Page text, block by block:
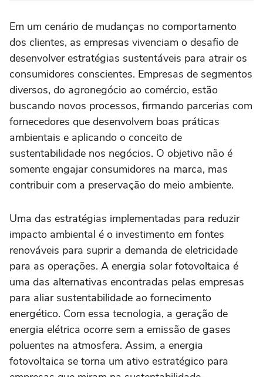
Em um cenário de mudanças no comportamento
dos clientes, as empresas vivenciam o desafio de
desenvolver estratégias sustentáveis para atrair os
consumidores conscientes. Empresas de segmentos
diversos, do agronegócio ao comércio, estão
buscando novos processos, firmando parcerias com
fornecedores que desenvolvem boas práticas
ambientais e aplicando o conceito de
sustentabilidade nos negócios. O objetivo não é
somente engajar consumidores na marca, mas
contribuir com a preservação do meio ambiente.
Uma das estratégias implementadas para reduzir
impacto ambiental é o investimento em fontes
renováveis para suprir a demanda de eletricidade
para as operações. A energia solar fotovoltaica é
uma das alternativas encontradas pelas empresas
para aliar sustentabilidade ao fornecimento
energético. Com essa tecnologia, a geração de
energia elétrica ocorre sem a emissão de gases
poluentes na atmosfera. Assim, a energia
fotovoltaica se torna um ativo estratégico para